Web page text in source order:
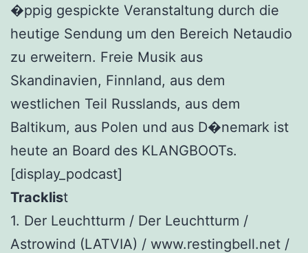
�ppig gespickte Veranstaltung durch die
heutige Sendung um den Bereich Netaudio
zu erweitern. Freie Musik aus
Skandinavien, Finnland, aus dem
westlichen Teil Russlands, aus dem
Baltikum, aus Polen und aus D�nemark ist
heute an Board des KLANGBOOTs.
[display_podcast]
Tracklist
1. Der Leuchtturm / Der Leuchtturm /
Astrowind (LATVIA) / www.restingbell.net /